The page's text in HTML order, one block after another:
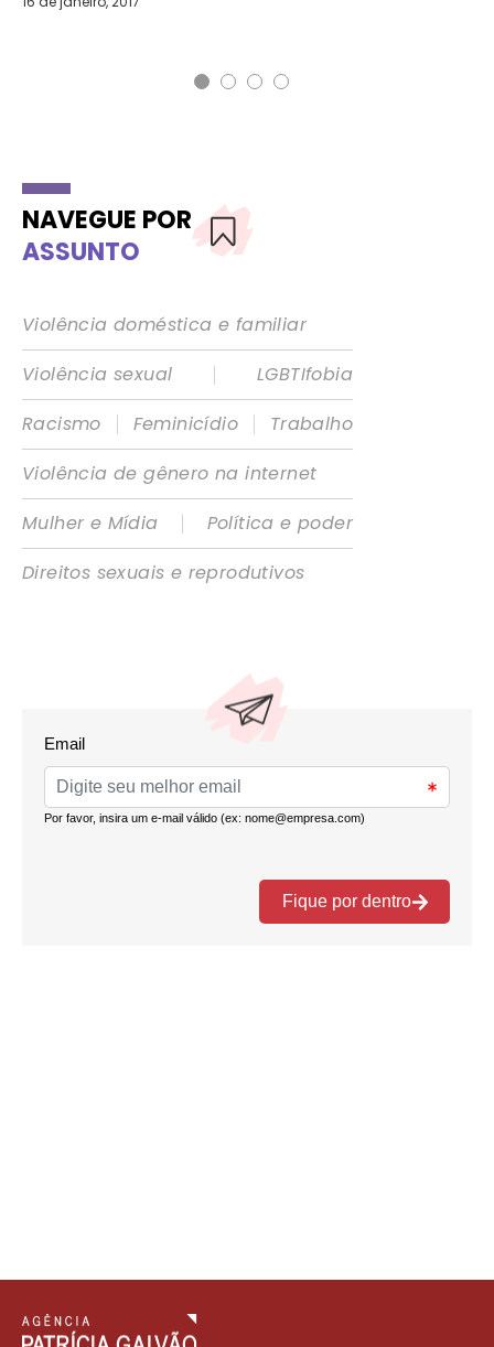
NAVEGUE POR
ASSUNTO
Violência doméstica e familiar
Violência sexual
|
LGBTIfobia
Racismo
| Feminicídio |
Trabalho
Violência de gênero na internet
Mulher e Mídia
|
Política e poder
Direitos sexuais e reprodutivos